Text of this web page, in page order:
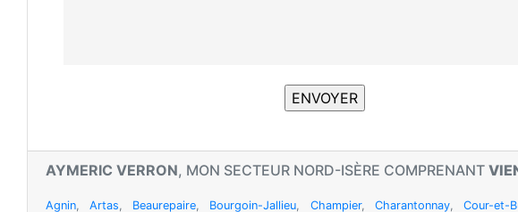
AYMERIC VERRON, MON SECTEUR NORD-ISÈRE COMPRENANT
Agnin ,Artas Beaurepaire Bourgoin-Jallieu Champier, Charantonnay, Cour-et-